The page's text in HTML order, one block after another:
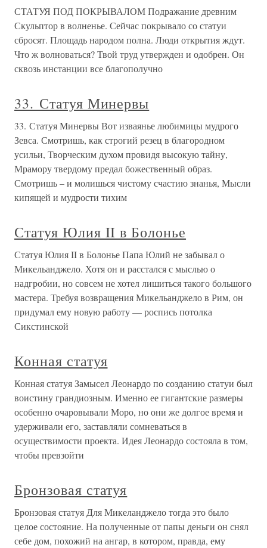
СТАТУЯ ПОД ПОКРЫВАЛОМ Подражание древним
Скульптор в волненье. Сейчас покрывало со статуи
сбросят. Площадь народом полна. Люди открытия ждут.
Что ж волноваться? Твой труд утвержден и одобрен. Он
сквозь инстанции все благополучно
33. Статуя Минервы
33. Статуя Минервы Вот изваянье любимицы мудрого
Зевса. Смотришь, как строгий резец в благородном
усильи, Творческим духом провидя высокую тайну,
Мрамору твердому предал божественный образ.
Смотришь – и молишься чистому счастию знанья, Мысли
кипящей и мудрости тихим
Статуя Юлия II в Болонье
Статуя Юлия II в Болонье Папа Юлий не забывал о
Микельанджело. Хотя он и расстался с мыслью о
надгробии, но совсем не хотел лишиться такого большого
мастера. Требуя возвращения Микельанджело в Рим, он
придумал ему новую работу — роспись потолка
Сикстинской
Конная статуя
Конная статуя Замысел Леонардо по созданию статуи был
воистину грандиозным. Именно ее гигантские размеры
особенно очаровывали Моро, но они же долгое время и
удерживали его, заставляли сомневаться в
осуществимости проекта. Идея Леонардо состояла в том,
чтобы превзойти
Бронзовая статуя
Бронзовая статуя Для Микеланджело тогда это было
целое состояние. На полученные от папы деньги он снял
себе дом, похожий на ангар, в котором, правда, ему